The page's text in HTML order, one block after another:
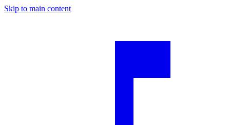
Skip to main content